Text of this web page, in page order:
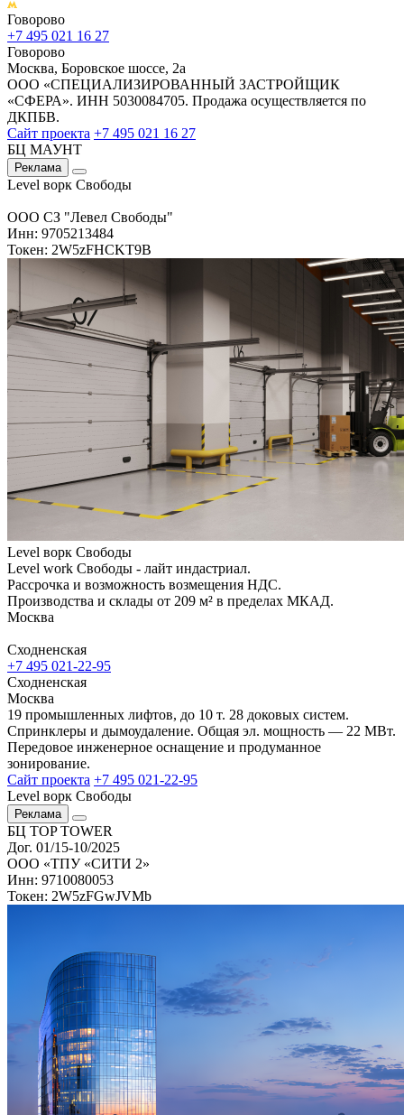
Говорово
+7 495 021 16 27
Говорово
Москва, Боровское шоссе, 2а
ООО «СПЕЦИАЛИЗИРОВАННЫЙ ЗАСТРОЙЩИК
«СФЕРА». ИНН 5030084705. Продажа осуществляется по
ДКПБВ.
Сайт проекта +7 495 021 16 27
БЦ МАУНТ
Реклама
Level ворк Свободы
ООО СЗ "Левел Свободы"
Инн: 9705213484
Токен: 2W5zFHCKT9B
Level ворк Свободы
Level work Свободы - лайт индастриал.
Рассрочка и возможность возмещения НДС.
Производства и склады от 209 м² в пределах МКАД.
Москва
Сходненская
+7 495 021-22-95
Сходненская
Москва
19 промышленных лифтов, до 10 т. 28 доковых систем.
Спринклеры и дымоудаление. Общая эл. мощность — 22 МВт.
Передовое инженерное оснащение и продуманное
зонирование.
Сайт проекта +7 495 021-22-95
Level ворк Свободы
Реклама
БЦ TOP TOWER
Дог. 01/15-10/2025
ООО «ТПУ «СИТИ 2»
Инн: 9710080053
Токен: 2W5zFGwJVMb